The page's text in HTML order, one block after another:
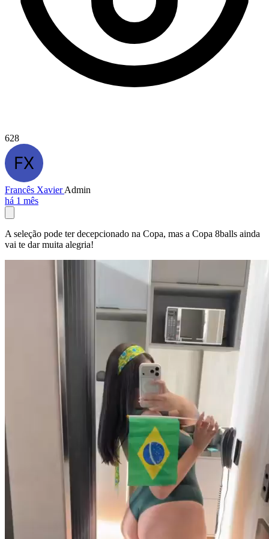
628
Francês XavierAdmin
há 1 mês
A seleção pode ter decepcionado na Copa, mas a Copa 8balls ainda
vai te dar muita alegria!